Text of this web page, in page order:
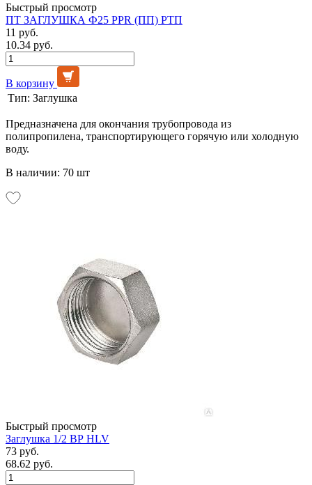
Быстрый просмотр
ПТ ЗАГЛУШКА Ф25 PPR (ПП) РТП
11 руб.
10.34 руб.
В корзину
Тип: Заглушка
Предназначена для окончания трубопровода из
полипропилена, транспортирующего горячую или холодную
воду.
В наличии: 70 шт
Быстрый просмотр
Заглушка 1/2 ВР HLV
73 руб.
68.62 руб.